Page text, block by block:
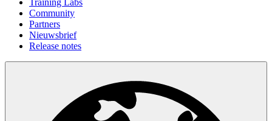
Community
Partners
Nieuwsbrief
Release notes